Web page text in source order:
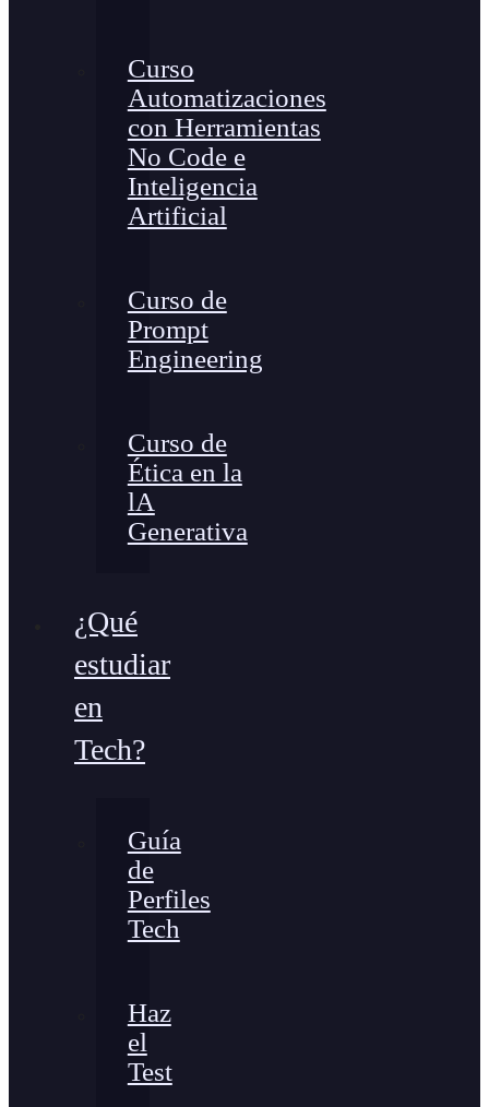
Curso
Automatizaciones
con Herramientas
No Code e
Inteligencia
Artificial
Curso de
Prompt
Engineering
Curso de
Ética en la
lA
Generativa
¿Qué
estudiar
en
Tech?
Guía
de
Perfiles
Tech
Haz
el
Test